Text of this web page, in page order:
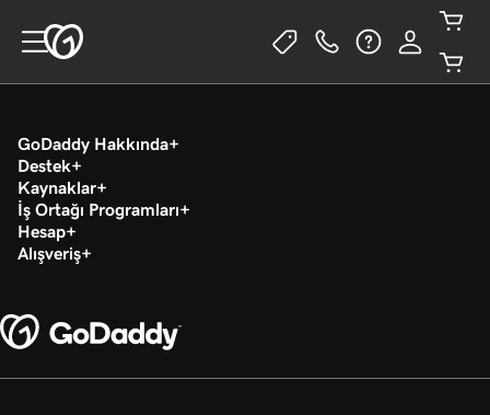
GoDaddy Hakkında
Destek
Kaynaklar
İş Ortağı Programları
Hesap
Alışveriş